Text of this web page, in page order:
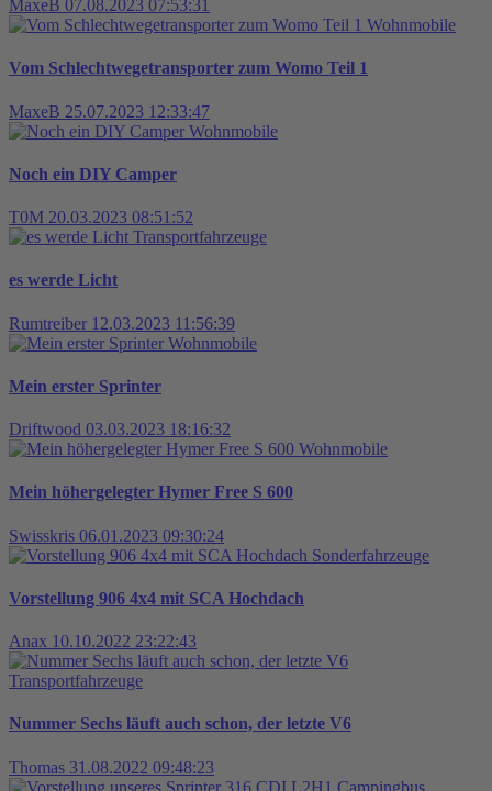
MaxeB 07.08.2023 07:53:31
Wohnmobile
Vom Schlechtwegetransporter zum Womo Teil 1
MaxeB 25.07.2023 12:33:47
Wohnmobile
Noch ein DIY Camper
T0M 20.03.2023 08:51:52
Transportfahrzeuge
es werde Licht
Rumtreiber 12.03.2023 11:56:39
Wohnmobile
Mein erster Sprinter
Driftwood 03.03.2023 18:16:32
Wohnmobile
Mein höhergelegter Hymer Free S 600
Swisskris 06.01.2023 09:30:24
Sonderfahrzeuge
Vorstellung 906 4x4 mit SCA Hochdach
Anax 10.10.2022 23:22:43
Transportfahrzeuge
Nummer Sechs läuft auch schon, der letzte V6
Thomas 31.08.2022 09:48:23